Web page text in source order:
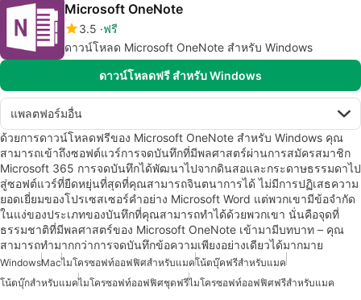
Microsoft OneNote
3.5 ฟรี
ดาวน์โหลด Microsoft OneNote สำหรับ Windows
ดาวน์โหลดฟรี สำหรับ Windows
แพลตฟอร์มอื่น
ด้วยการดาวน์โหลดฟรีของ Microsoft OneNote สำหรับ Windows คุณ
สามารถเข้าถึงซอฟต์แวร์การจดบันทึกที่มีพลศาสตร์ผ่านการสมัครสมาชิก
Microsoft 365 การจดบันทึกได้พัฒนาไปจากดินสอและกระดาษธรรมดาไป
สู่ซอฟต์แวร์ที่ยืดหยุ่นที่สุดที่คุณสามารถจินตนาการได้ ไม่มีการปฏิเสธความ
ยอดเยี่ยมของโปรเซสเซอร์คำอย่าง Microsoft Word แต่พวกเขามีข้อจำกัด
ในแง่ของประเภทของบันทึกที่คุณสามารถทำได้ด้วยพวกเขา นั่นคือจุดที่
ธรรมชาติที่มีพลศาสตร์ของ Microsoft OneNote เข้ามามีบทบาท – คุณ
สามารถทำมากกว่าการจดบันทึกข้อความเพียงอย่างเดียวได้มากมาย
WindowsMacไมโครซอฟท์ออฟฟิศสำหรับแมคโน้ตบุ๊คฟรีสำหรับแมค
โน้ตบุ๊กสำหรับแมคไมโครซอฟท์ออฟฟิศชุดฟรีไมโครซอฟท์ออฟฟิศฟรีสำหรับแมค